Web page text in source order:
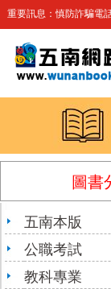
重要訊息：慎防詐騙電
圖書
五南本版
公職考試
教科專業